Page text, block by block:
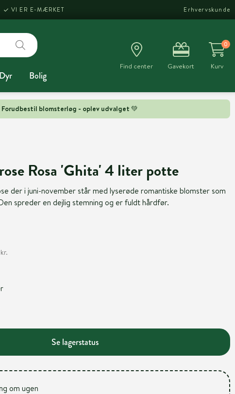
Forudbestil blomsterløg - oplev udvalget 💚
VI ER E-MÆRKET Erhvervskunde
Dyr Bolig
Find center Gavekort
0
Kurv
Rosa 'Ghita' 4 liter potte
der i juni-november står med lyserøde romantiske blomster som
spreder en dejlig stemning og er fuldt hårdfør.
Se lagerstatus
om ugen